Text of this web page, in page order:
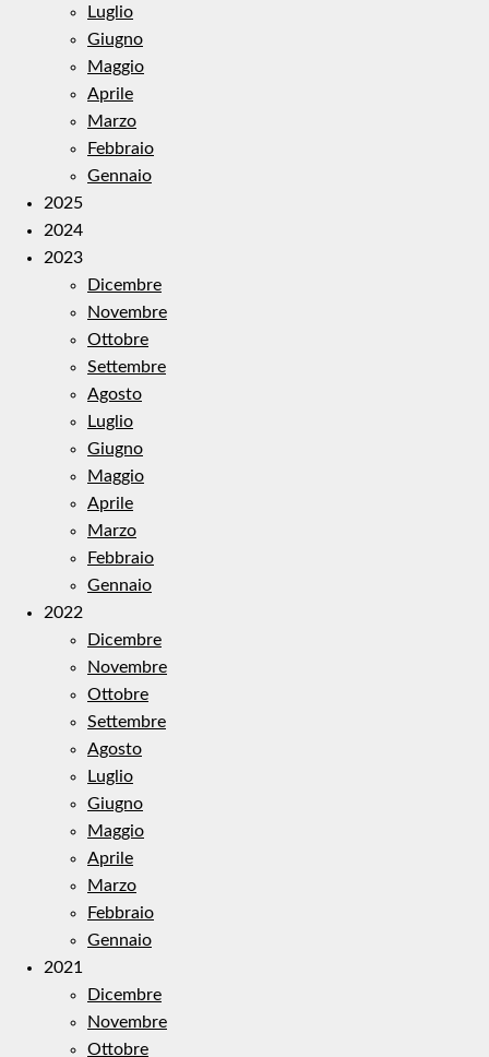
Luglio
Giugno
Maggio
Aprile
Marzo
Febbraio
Gennaio
2025
2024
2023
Dicembre
Novembre
Ottobre
Settembre
Agosto
Luglio
Giugno
Maggio
Aprile
Marzo
Febbraio
Gennaio
2022
Dicembre
Novembre
Ottobre
Settembre
Agosto
Luglio
Giugno
Maggio
Aprile
Marzo
Febbraio
Gennaio
2021
Dicembre
Novembre
Ottobre